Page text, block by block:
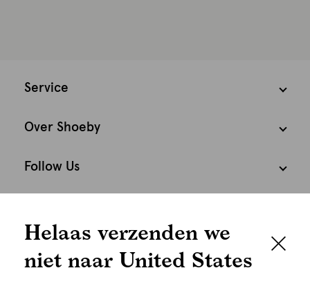
graag persoonlijk
Service
Over Shoeby
Follow Us
Nederland Nederlands
Helaas verzenden we
niet naar United States